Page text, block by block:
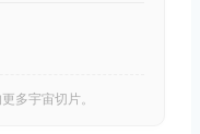
多宇宙切片。